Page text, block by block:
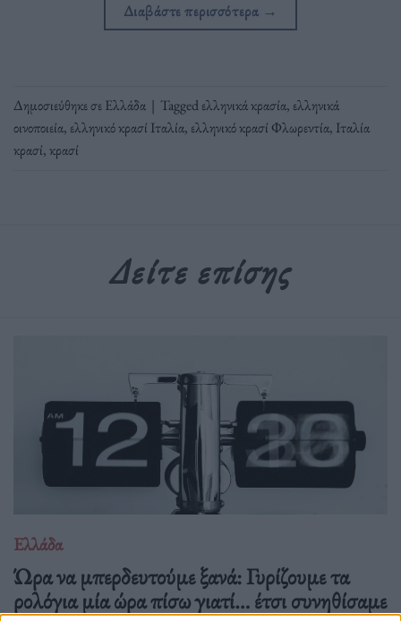
Διαβάστε περισσότερα →
Δημοσιεύθηκε σεΕλλάδα | Taggedελληνικά κρασία, ελληνικά
οινοποιεία, ελληνικό κρασί Ιταλία, ελληνικό κρασί Φλωρεντία, Ιταλία
κρασί,κρασί
Δείτε επίσης
Ελλάδα
Ώρα να μπερδευτούμε ξανά: Γυρίζουμε τα
ρολόγια μία ώρα πίσω γιατί… έτσι συνηθίσαμε